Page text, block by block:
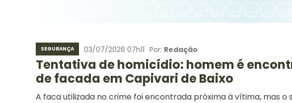
SEGURANÇA 03/07/2026 07h11 Por: Redação
Tentativa de homicídio: homem é
de facada em Capivari de Baixo
A faca utilizada no crime foi encontrada próxima à vítima, mas o